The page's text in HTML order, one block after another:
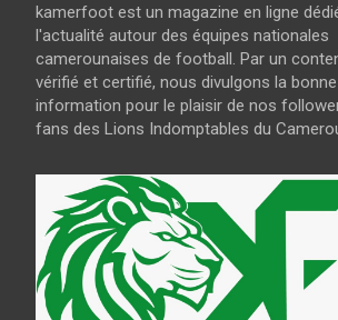
kamerfoot est un magazine en ligne
l'actualité autour des équipes nationales
camerounaises de football. Par un
vérifié et certifié, nous divulgons la bonne
information pour le plaisir de nos
fans des Lions Indomptables du
CAN FEMININE 2026
CAN féminine 2026 :
briser la bête noire
nigériane, les Lionnes
n’ont plus le choix
août 7, 2026 kamerfoot